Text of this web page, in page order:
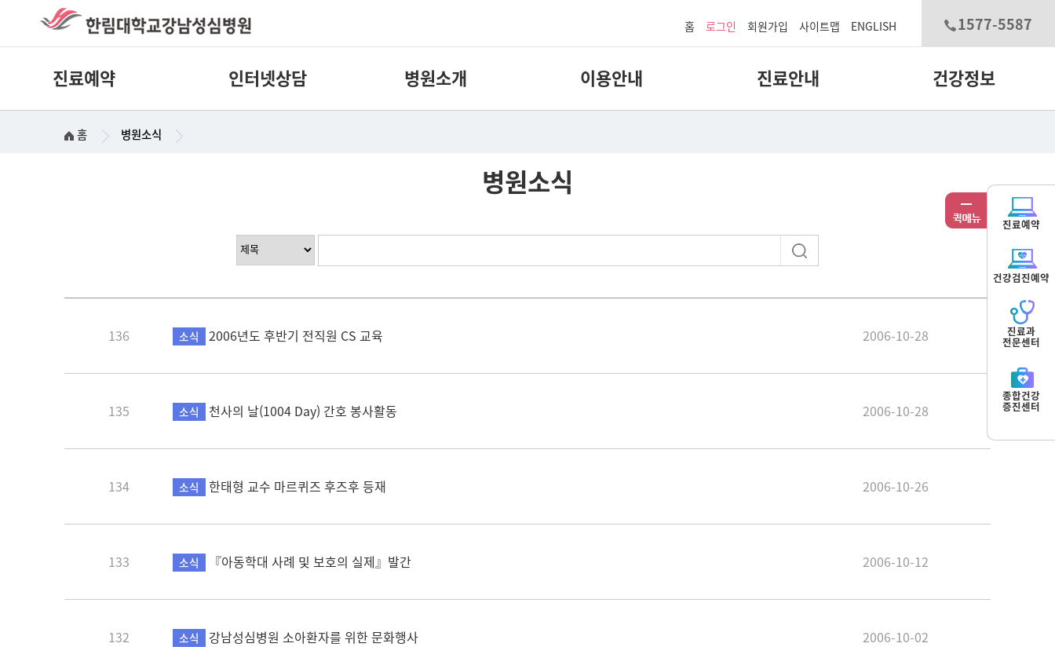
홈 로그인 회원가입 사이트맵 ENGLISH 1577-5587
진료예약 인터넷상담 병원소개 이용안내 진료안내 건강정보
홈 병원소식
병원소식
136 소식 2006년도 후반기 전직원 CS 교육 2006-10-28
135 소식 천사의 날(1004 Day) 간호 봉사활동 2006-10-28
134 소식 한태형 교수 마르퀴즈 후즈후 등재 2006-10-26
133 소식 『아동학대 사례 및 보호의 실제』발간 2006-10-12
132 소식 강남성심병원 소아환자를 위한 문화행사 2006-10-02
진료예약
건강검진예약
진료과
전문센터
종합건강
증진센터